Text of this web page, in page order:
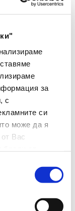
за
с
си
може да я
Вас